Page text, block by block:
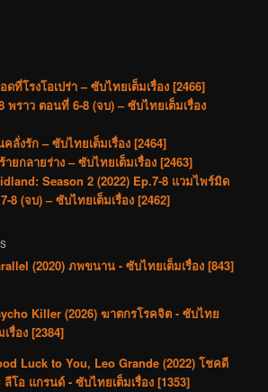
ดที่โรงโอเปร่า – ซับไทยเต็มเรื่อง [2466]
พราว ตอนที่ 6-8 (จบ) – ซับไทยเต็มเรื่อง
ลั่งรัก – ซับไทยเต็มเรื่อง [2464]
ยกลายร่าง – ซับไทยเต็มเรื่อง [2463]
Season 2 (2022) Ep.7-8 แวมไพร์มิด
(จบ) – ซับไทยเต็มเรื่อง [2462]
(2020) ภพขนาน - ซับไทยเต็มเรื่อง [843]
Killer (2026) ฆาตกรโรคจิต - ซับไทย
เรื่อง [2384]
Luck to You, Leo Grande (2022) โชคดี
ลีโอ แกรนด์ - ซับไทยเต็มเรื่อง [1353]